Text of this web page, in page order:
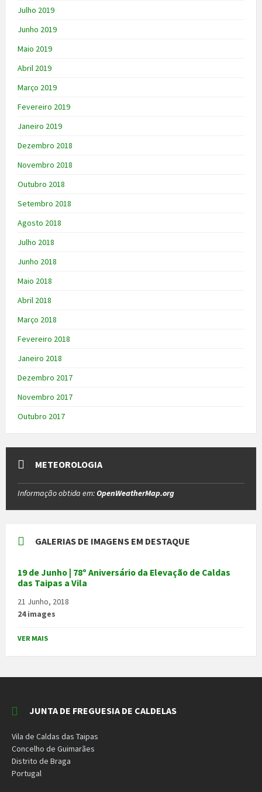
Julho 2019
Junho 2019
Maio 2019
Abril 2019
Março 2019
Fevereiro 2019
Janeiro 2019
Dezembro 2018
Novembro 2018
Outubro 2018
Setembro 2018
Agosto 2018
Julho 2018
Junho 2018
Maio 2018
Abril 2018
Março 2018
Fevereiro 2018
Janeiro 2018
Dezembro 2017
Novembro 2017
Outubro 2017
METEOROLOGIA
Informação obtida em:OpenWeatherMap.org
GALERIAS DE IMAGENS EM DESTAQUE
19 de Junho | 78º Aniversário da Elevação de Caldas
das Taipas a Vila
21 Junho, 2018
24 images
VER MAIS
JUNTA DE FREGUESIA DE CALDELAS
Vila de Caldas das Taipas
Concelho de Guimarães
Distrito de Braga
Portugal